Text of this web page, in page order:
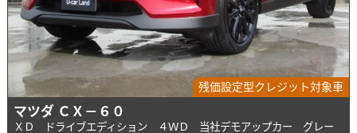
残価設定型クレジット対象車
マツダ ＣＸ－６０
ＸＤ ドライブエディション ４ＷＤ 当社デモアップカー グレー